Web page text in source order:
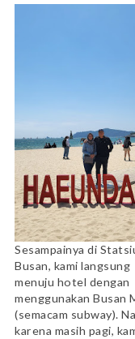
Sesampainya di
Busan, kami langsung
menuju hotel dengan
menggunakan Busan
(semacam subway).
karena masih pagi,